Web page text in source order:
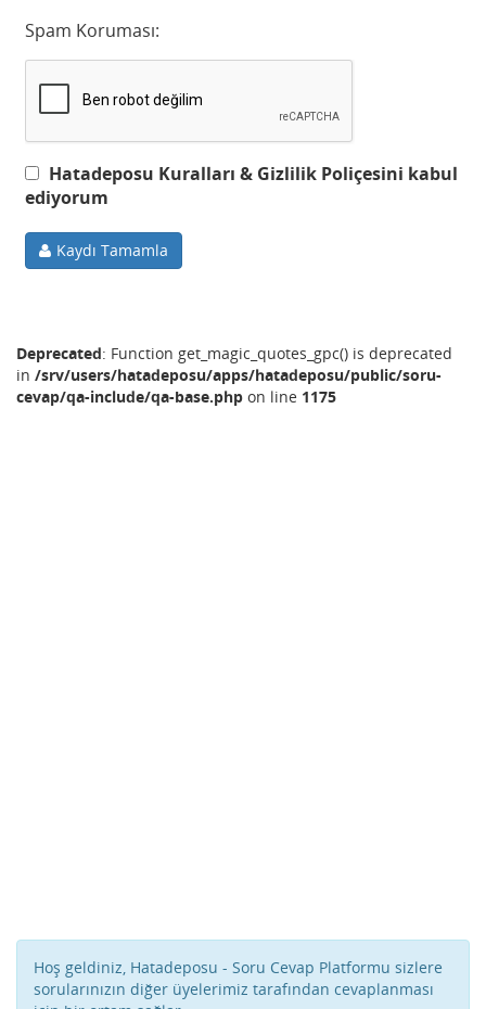
Spam Koruması:
Hatadeposu Kuralları & Gizlilik Poliçesini kabul
ediyorum
Kaydı Tamamla
Deprecated: Function get_magic_quotes_gpc() is deprecated
in /srv/users/hatadeposu/apps/hatadeposu/public/soru-
cevap/qa-include/qa-base.php on line 1175
Hoş geldiniz, Hatadeposu - Soru Cevap Platformu sizlere
sorularınızın diğer üyelerimiz tarafından cevaplanması